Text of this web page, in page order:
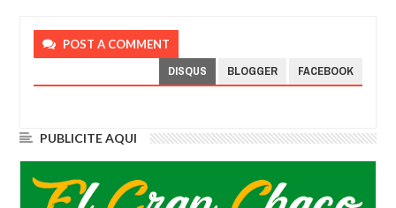
POST A COMMENT
DISQUS BLOGGER FACEBOOK
PUBLICITE AQUI